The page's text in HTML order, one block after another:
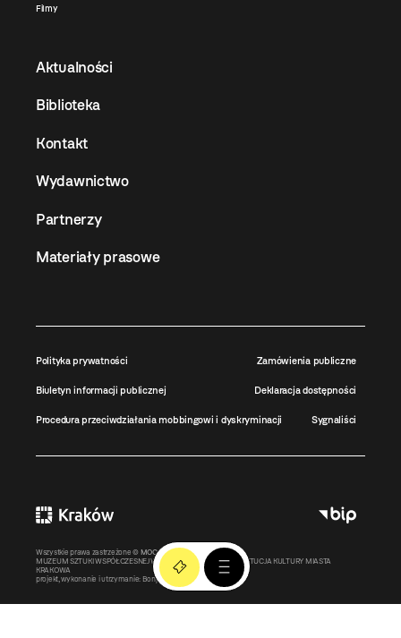
Filmy
Aktualności
Biblioteka
Kontakt
Wydawnictwo
Partnerzy
Materiały prasowe
Polityka prywatności Zamówienia publiczne
Biuletyn informacji publicznej Deklaracja dostępności
Procedura przeciwdziałania mobbingowi i dyskryminacji Sygnaliści
Wszystkie prawa zastrzeżone © MOCAK2011-2026
MUZEUM SZTUKI WSPÓŁCZESNEJ W KRAKOWIE MOCAK – INSTYTUCJA KULTURY MIASTA
KRAKOWA
projekt, wykonanie i utrzymanie: Bonjour.pl